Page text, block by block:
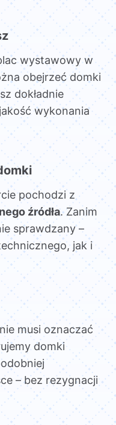
wystawowy w
obejrzeć domki
dokładnie
wykonania
pochodzi z
źródła. Zanim
sprawdzany –
jak i
musi oznaczać
domki
– bez rezygnacji